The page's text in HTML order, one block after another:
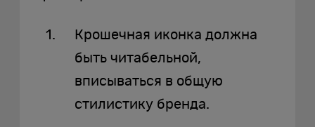
Крошечная иконка должна
быть читабельной,
вписываться в общую
стилистику бренда.